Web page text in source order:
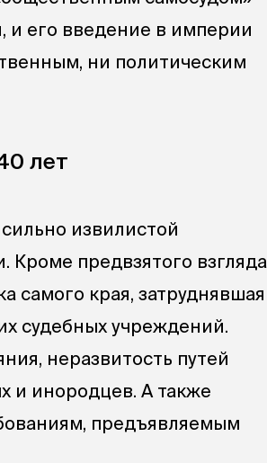
и его введение в империи
ни политическим
лет
извилистой
предвзятого взгляда
самого края, затруднявшая
судебных учреждений.
неразвитость путей
и инородцев. А также
предъявляемым